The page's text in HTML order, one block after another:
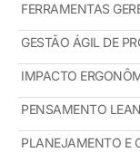
FERRAMENTAS
GESTÃO ÁGIL DE
IMPACTO
PENSAMENTO LEAN
PLANEJAMENTO E